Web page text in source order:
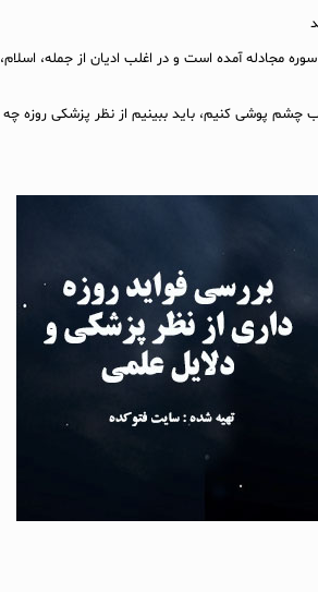
مجادله آمده است و در اغلب ادیان از جمله، اسلام،
چشم پوشی کنیم، باید ببینیم از نظر پزشکی روزه چه